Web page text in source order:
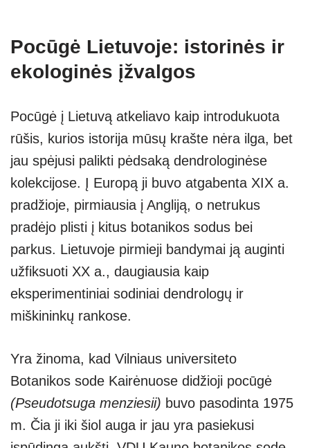
Pocūgė Lietuvoje: istorinės ir
ekologinės įžvalgos
Pocūgė į Lietuvą atkeliavo kaip introdukuota
rūšis, kurios istorija mūsų krašte nėra ilga, bet
jau spėjusi palikti pėdsaką dendrologinėse
kolekcijose. Į Europą ji buvo atgabenta XIX a.
pradžioje, pirmiausia į Angliją, o netrukus
pradėjo plisti į kitus botanikos sodus bei
parkus. Lietuvoje pirmieji bandymai ją auginti
užfiksuoti XX a., daugiausia kaip
eksperimentiniai sodiniai dendrologų ir
miškininkų rankose.
Yra žinoma, kad Vilniaus universiteto
Botanikos sode Kairėnuose didžioji pocūgė
(Pseudotsuga menziesii) buvo pasodinta 1975
m. Čia ji iki šiol auga ir jau yra pasiekusi